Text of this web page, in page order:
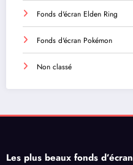
Fonds d'écran Elden Ring
Fonds d'écran Pokémon
Non classé
Les plus beaux fonds d’écran